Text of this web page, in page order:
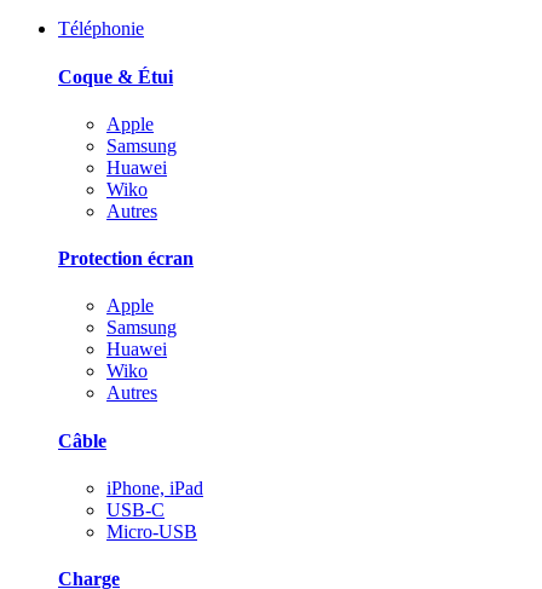
Téléphonie
Coque & Étui
Apple
Samsung
Huawei
Wiko
Autres
Protection écran
Apple
Samsung
Huawei
Wiko
Autres
Câble
iPhone, iPad
USB-C
Micro-USB
Charge